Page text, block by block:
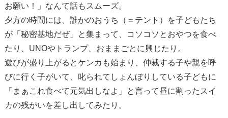
お願い！」なんて話もスムーズ。
夕方の時間には、誰かのおうち（＝テント）を子どもたち
が「秘密基地だぜ」と集まって、コソコソとおやつを食べ
たり、UNOやトランプ、おままごとに興じたり。
遊びが盛り上がるとケンカも始まり、仲裁する子や親を呼
びに行く子がいて、叱られてしょんぼりしている子どもに
「まぁこれ食べて元気出しなよ」と言って昼に割ったスイ
カの残がいを差し出してみたり。